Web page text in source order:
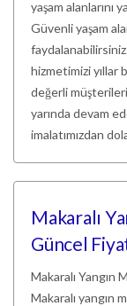
yaşam alanlarını
Güvenli yaşam
hizmetimizi yıllar
değerli
yarında devam
imalatımızdan
Makaralı
Güncel
Makaralı Yangın
Makaralı yangın